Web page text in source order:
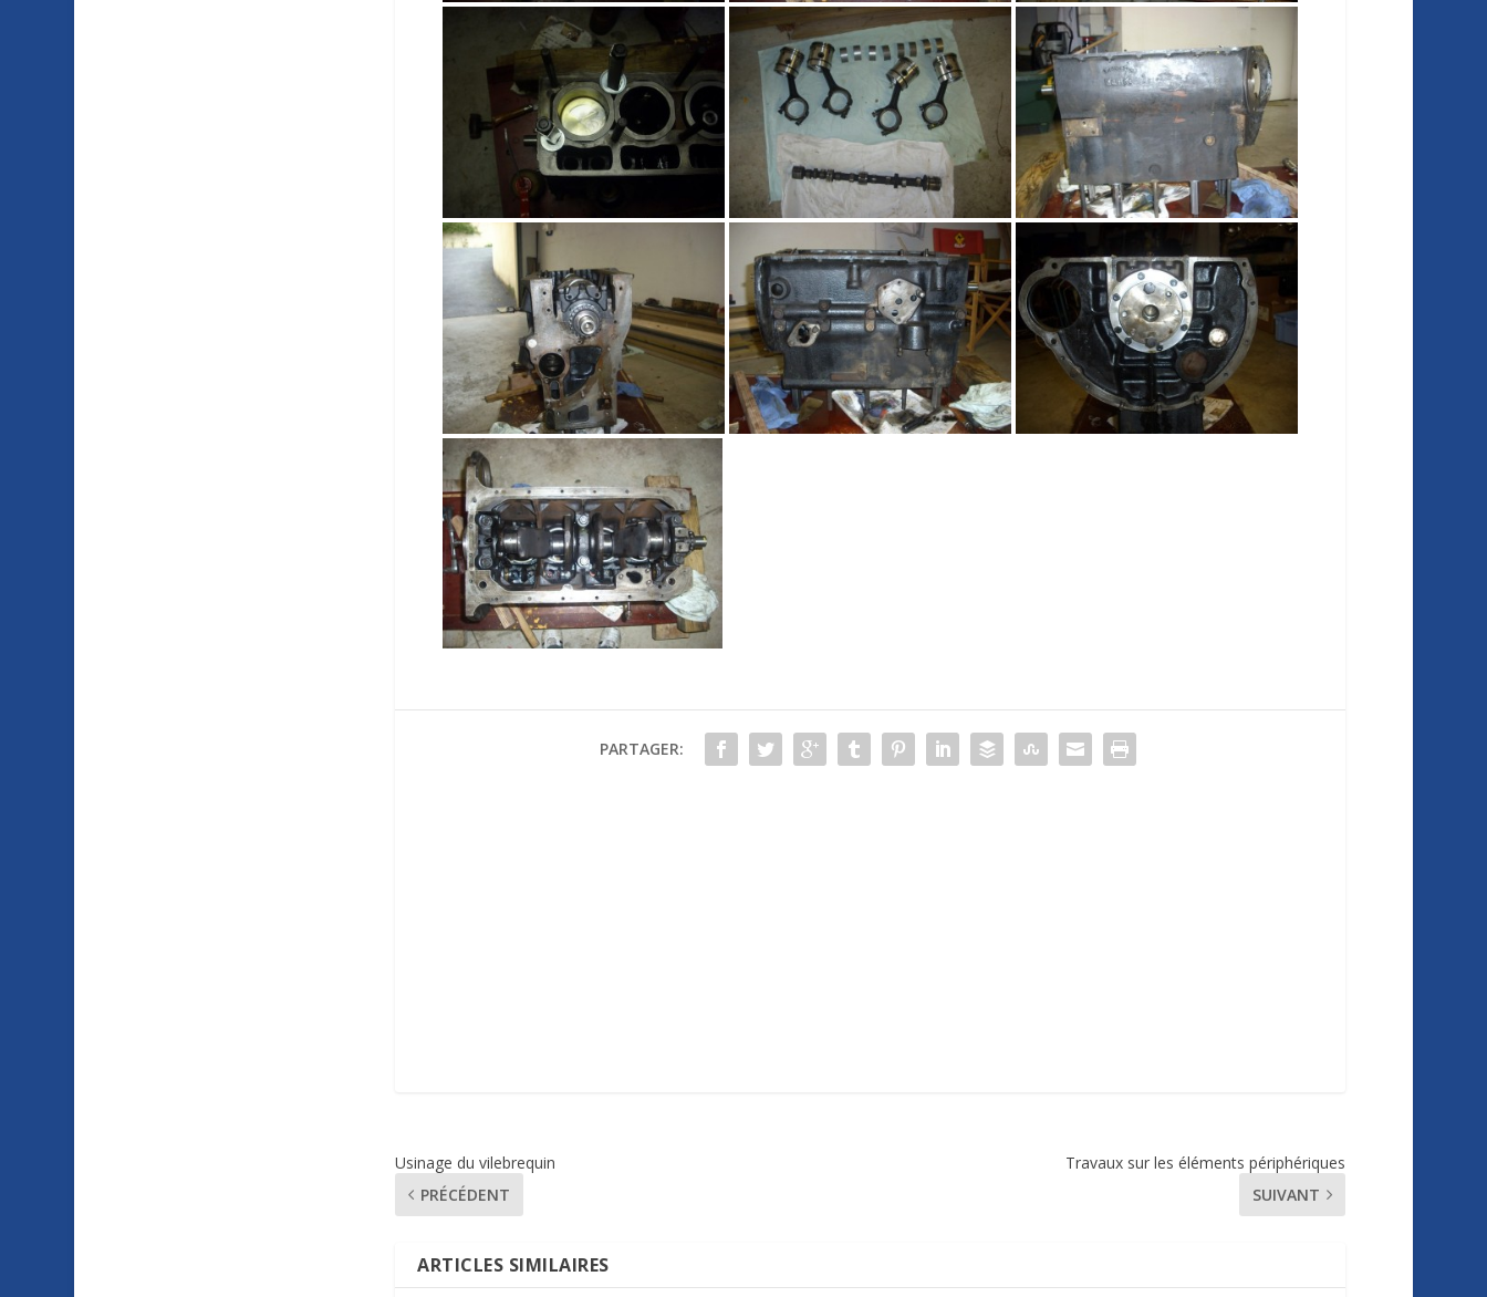
PARTAGER:
Usinage du vilebrequin
PRÉCÉDENT
Travaux sur les éléments périphériques
SUIVANT
ARTICLES SIMILAIRES